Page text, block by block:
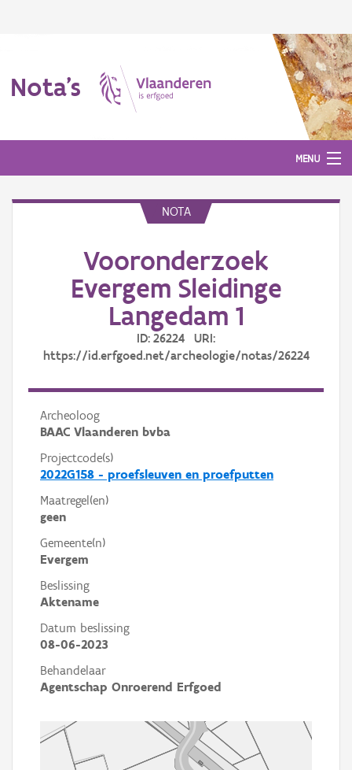
Nota's
MENU
NOTA
Vooronderzoek
Evergem Sleidinge
Langedam 1
ID: 26224 URI:
https://id.erfgoed.net/archeologie/notas/26224
Archeoloog
BAAC Vlaanderen bvba
Projectcode(s)
2022G158 - proefsleuven en proefputten
Maatregel(en)
geen
Gemeente(n)
Evergem
Beslissing
Aktename
Datum beslissing
08-06-2023
Behandelaar
Agentschap Onroerend Erfgoed